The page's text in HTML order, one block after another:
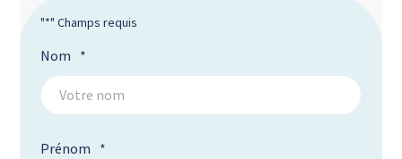
"*" Champs requis
Nom *
Prénom *